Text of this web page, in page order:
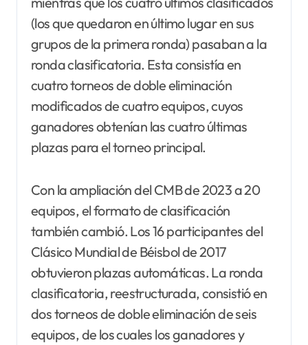
(los que quedaron en último lugar en sus
grupos de la primera ronda) pasaban a la
ronda clasificatoria. Esta consistía en
cuatro torneos de doble eliminación
modificados de cuatro equipos, cuyos
ganadores obtenían las cuatro últimas
plazas para el torneo principal.
Con la ampliación del CMB de 2023 a 20
equipos, el formato de clasificación
también cambió. Los 16 participantes del
Clásico Mundial de Béisbol de 2017
obtuvieron plazas automáticas. La ronda
clasificatoria, reestructurada, consistió en
dos torneos de doble eliminación de seis
equipos, de los cuales los ganadores y